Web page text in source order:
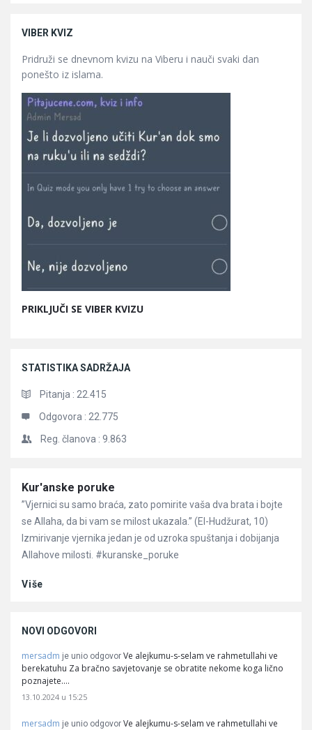
VIBER KVIZ
Pridruži se dnevnom kvizu na Viberu i nauči svaki dan
ponešto iz islama.
PRIKLJUČI SE VIBER KVIZU
STATISTIKA SADRŽAJA
Pitanja : 22.415
Odgovora : 22.775
Reg. članova : 9.863
Članci
Kur'anske poruke
”Vjernici su samo braća, zato pomirite vaša dva brata i bojte
se Allaha, da bi vam se milost ukazala.” (El-Hudžurat, 10)
Izmirivanje vjernika jedan je od uzroka spuštanja i dobijanja
Allahove milosti. #kuranske_poruke
Više
NOVI ODGOVORI
mersadm je unio odgovor Ve alejkumu-s-selam ve rahmetullahi ve
berekatuhu Za bračno savjetovanje se obratite nekome koga lično
poznajete.…
13.10.2024 u 15:25
mersadm je unio odgovor Ve alejkumu-s-selam ve rahmetullahi ve